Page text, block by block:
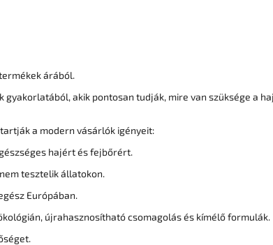
árából.
akik pontosan tudják, mire van szüksége a
a modern vásárlók igényeit:
hajért és fejbőrért.
tesztelik állatokon.
Európában.
újrahasznosítható csomagolás és kímélő formulák.